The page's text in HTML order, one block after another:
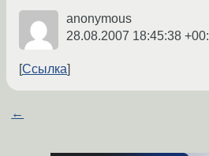
anonymous
28.08.2007 18:45:38
Ссылка
←